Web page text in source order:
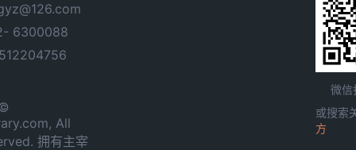
6300088
All
拥有主宰
微信
或搜索
方